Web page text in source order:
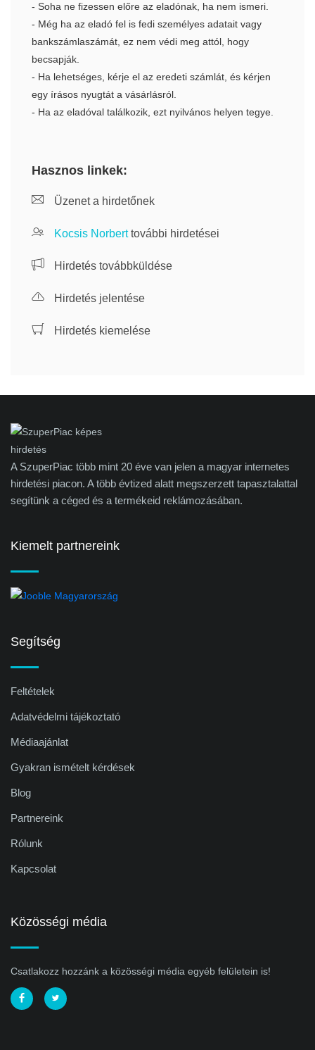
- Soha ne fizessen előre az eladónak, ha nem ismeri.
- Még ha az eladó fel is fedi személyes adatait vagy
bankszámlaszámát, ez nem védi meg attól, hogy
becsapják.
- Ha lehetséges, kérje el az eredeti számlát, és kérjen
egy írásos nyugtát a vásárlásról.
- Ha az eladóval találkozik, ezt nyilvános helyen tegye.
Hasznos linkek:
Üzenet a hirdetőnek
Kocsis Norberttovábbi hirdetései
Hirdetés továbbküldése
Hirdetés jelentése
Hirdetés kiemelése
A SzuperPiac több mint 20 éve van jelen a magyar internetes
hirdetési piacon. A több évtized alatt megszerzett tapasztalattal
segítünk a céged és a termékeid reklámozásában.
Kiemelt partnereink
Segítség
Feltételek
Adatvédelmi tájékoztató
Médiaajánlat
Gyakran ismételt kérdések
Blog
Partnereink
Rólunk
Kapcsolat
Közösségi média
Csatlakozz hozzánk a közösségi média egyéb felületein is!